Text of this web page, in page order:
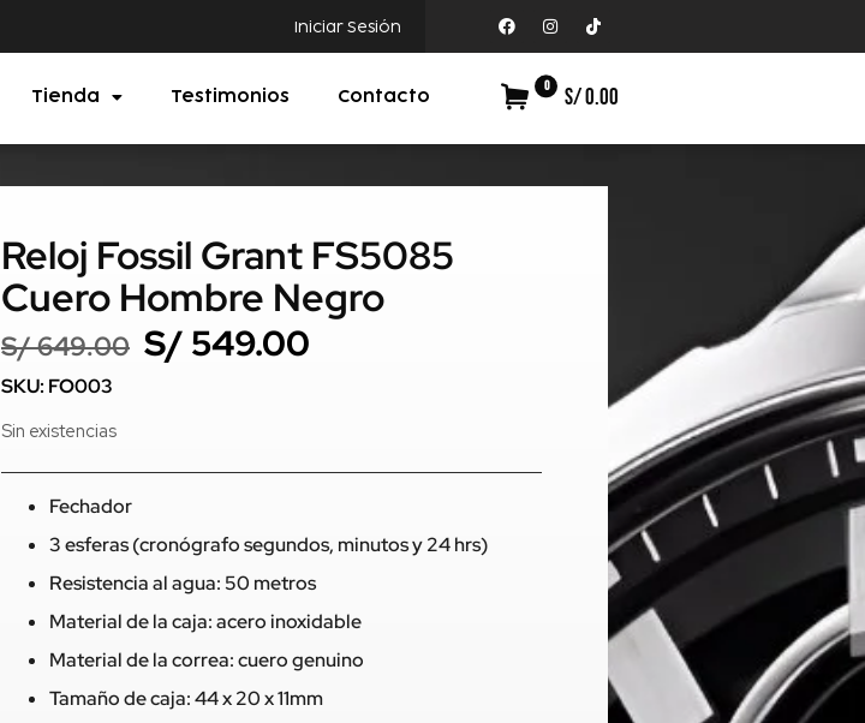
Iniciar Sesión
Tienda Testimonios Contacto
0 S/ 0.00
Reloj Fossil Grant FS5085
Cuero Hombre Negro
S/649.00 S/ 549.00
SKU: FO003
Sin existencias
Fechador
3 esferas (cronógrafo segundos, minutos y 24 hrs)
Resistencia al agua: 50 metros
Material de la caja: acero inoxidable
Material de la correa: cuero genuino
Tamaño de caja: 44 x 20 x 11mm